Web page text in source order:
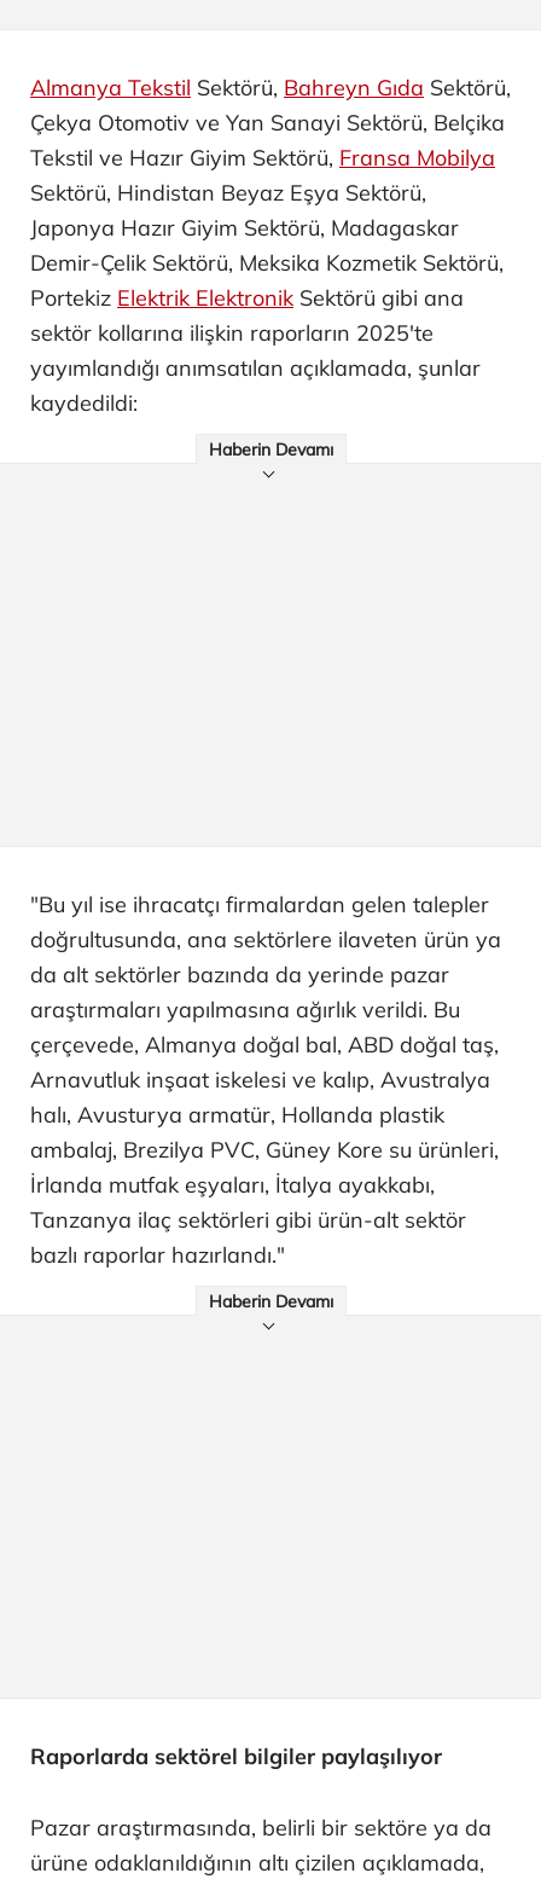
Almanya Tekstil Sektörü, Bahreyn Gıda Sektörü,
Çekya Otomotiv ve Yan Sanayi ​Sektörü, Belçika
Tekstil ve Hazır Giyim Sektörü, Fransa Mobilya
Sektörü, Hindistan Beyaz Eşya Sektörü,
Japonya Hazır Giyim Sektörü, Madagaskar
Demir-Çelik Sektörü, Meksika Kozmetik Sektörü,
Portekiz Elektrik Elektronik Sektörü gibi ana
sektör kollarına ilişkin raporların 2025'te
yayımlandığı anımsatılan açıklamada, şunlar
kaydedildi:
Haberin Devamı
"Bu yıl ise ihracatçı firmalardan gelen talepler
doğrultusunda, ana sektörlere ilaveten ürün ya
da alt sektörler bazında da yerinde pazar
araştırmaları yapılmasına ağırlık verildi. Bu
çerçevede, Almanya doğal bal, ABD doğal taş,
Arnavutluk inşaat iskelesi ve kalıp, Avustralya
halı, Avusturya armatür, Hollanda plastik
ambalaj, Brezilya PVC, Güney Kore su ürünleri,
İrlanda mutfak eşyaları, İtalya ayakkabı,
Tanzanya ilaç sektörleri gibi ürün-alt sektör
bazlı raporlar hazırlandı."
Haberin Devamı
Raporlarda sektörel bilgiler paylaşılıyor
Pazar araştırmasında, belirli bir sektöre ya da
ürüne odaklanıldığının altı çizilen açıklamada,